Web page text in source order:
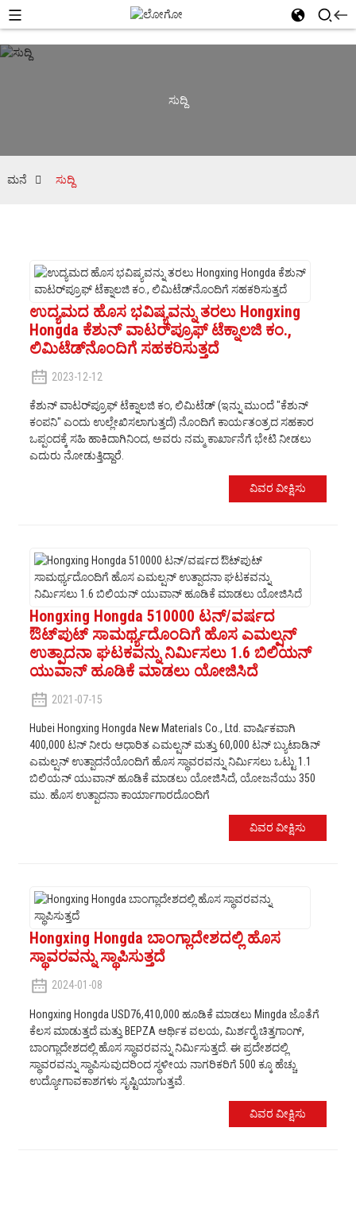
ಸುದ್ದಿ
ಮನೆ ಸುದ್ದಿ
ಉದ್ಯಮದ ಹೊಸ ಭವಿಷ್ಯವನ್ನು ತರಲು Hongxing
Hongda ಕೆಶುನ್ ವಾಟರ್‌ಪ್ರೂಫ್ ಟೆಕ್ನಾಲಜಿ ಕಂ.,
ಲಿಮಿಟೆಡ್‌ನೊಂದಿಗೆ ಸಹಕರಿಸುತ್ತದೆ
2023-12-12
ಕೆಶುನ್ ವಾಟರ್‌ಪ್ರೂಫ್ ಟೆಕ್ನಾಲಜಿ ಕಂ, ಲಿಮಿಟೆಡ್ (ಇನ್ನು ಮುಂದೆ "ಕೆಶುನ್
ಕಂಪನಿ" ಎಂದು ಉಲ್ಲೇಖಿಸಲಾಗುತ್ತದೆ) ನೊಂದಿಗೆ ಕಾರ್ಯತಂತ್ರದ ಸಹಕಾರ
ಒಪ್ಪಂದಕ್ಕೆ ಸಹಿ ಹಾಕಿದಾಗಿನಿಂದ, ಅವರು ನಮ್ಮ ಕಾರ್ಖಾನೆಗೆ ಭೇಟಿ ನೀಡಲು
ಎದುರು ನೋಡುತ್ತಿದ್ದಾರೆ.
ವಿವರ ವೀಕ್ಷಿಸು
Hongxing Hongda 510000 ಟನ್/ವರ್ಷದ
ಔಟ್‌ಪುಟ್ ಸಾಮರ್ಥ್ಯದೊಂದಿಗೆ ಹೊಸ ಎಮಲ್ಷನ್
ಉತ್ಪಾದನಾ ಘಟಕವನ್ನು ನಿರ್ಮಿಸಲು 1.6 ಬಿಲಿಯನ್
ಯುವಾನ್ ಹೂಡಿಕೆ ಮಾಡಲು ಯೋಜಿಸಿದೆ
2021-07-15
Hubei Hongxing Hongda New Materials Co., Ltd. ವಾರ್ಷಿಕವಾಗಿ
400,000 ಟನ್ ನೀರು ಆಧಾರಿತ ಎಮಲ್ಷನ್ ಮತ್ತು 60,000 ಟನ್ ಬ್ಯುಟಾಡಿನ್
ಎಮಲ್ಷನ್ ಉತ್ಪಾದನೆಯೊಂದಿಗೆ ಹೊಸ ಸ್ಥಾವರವನ್ನು ನಿರ್ಮಿಸಲು ಒಟ್ಟು 1.1
ಬಿಲಿಯನ್ ಯುವಾನ್ ಹೂಡಿಕೆ ಮಾಡಲು ಯೋಜಿಸಿದೆ, ಯೋಜನೆಯು 350
ಮು. ಹೊಸ ಉತ್ಪಾದನಾ ಕಾರ್ಯಾಗಾರದೊಂದಿಗೆ
ವಿವರ ವೀಕ್ಷಿಸು
Hongxing Hongda ಬಾಂಗ್ಲಾದೇಶದಲ್ಲಿ ಹೊಸ
ಸ್ಥಾವರವನ್ನು ಸ್ಥಾಪಿಸುತ್ತದೆ
2024-01-08
Hongxing Hongda USD76,410,000 ಹೂಡಿಕೆ ಮಾಡಲು Mingda ಜೊತೆಗೆ
ಕೆಲಸ ಮಾಡುತ್ತದೆ ಮತ್ತು BEPZA ಆರ್ಥಿಕ ವಲಯ, ಮಿರ್ಶರೈ ಚಿತ್ತಗಾಂಗ್,
ಬಾಂಗ್ಲಾದೇಶದಲ್ಲಿ ಹೊಸ ಸ್ಥಾವರವನ್ನು ನಿರ್ಮಿಸುತ್ತದೆ. ಈ ಪ್ರದೇಶದಲ್ಲಿ
ಸ್ಥಾವರವನ್ನು ಸ್ಥಾಪಿಸುವುದರಿಂದ ಸ್ಥಳೀಯ ನಾಗರಿಕರಿಗೆ 500 ಕ್ಕೂ ಹೆಚ್ಚು
ಉದ್ಯೋಗಾವಕಾಶಗಳು ಸೃಷ್ಟಿಯಾಗುತ್ತವೆ.
ವಿವರ ವೀಕ್ಷಿಸು